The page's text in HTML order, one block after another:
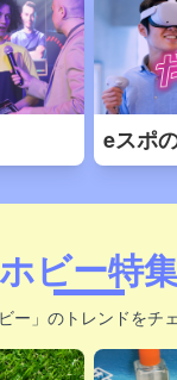
eスポ
ホビー特
ビー」のトレンドをチ